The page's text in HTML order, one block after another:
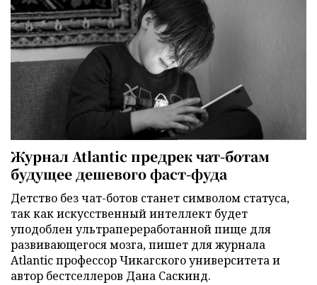
Журнал Atlantic предрек чат-ботам
будущее дешевого фаст-фуда
Детство без чат-ботов станет символом статуса,
так как искусственный интеллект будет
уподоблен ультрапереработанной пище для
развивающегося мозга, пишет для журнала
Atlantic профессор Чикагского университета и
автор бестселлеров Дана Саскинд.